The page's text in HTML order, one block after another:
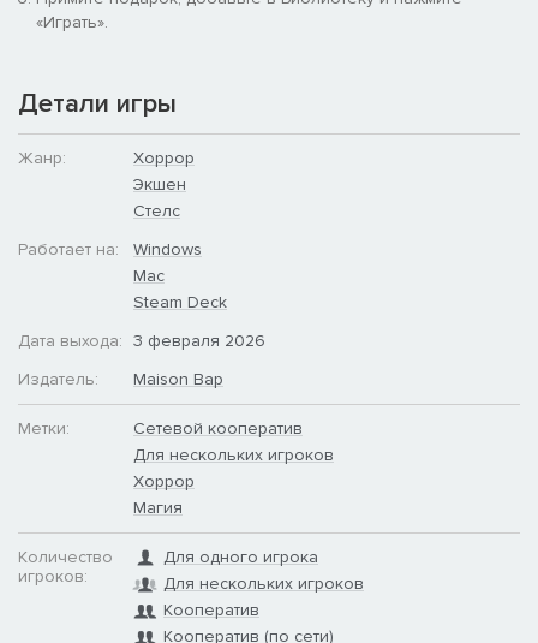
«Играть».
Детали игры
Жанр:
Хоррор
Экшен
Стелс
Работает на:
Windows
Mac
Steam Deck
Дата выхода: 3 февраля 2026
Издатель:
Maison Bap
Метки:
Сетевой кооператив
Для нескольких игроков
Хоррор
Магия
Количество
игроков:
Для одного игрока
Для нескольких игроков
Кооператив
Кооператив (по сети)